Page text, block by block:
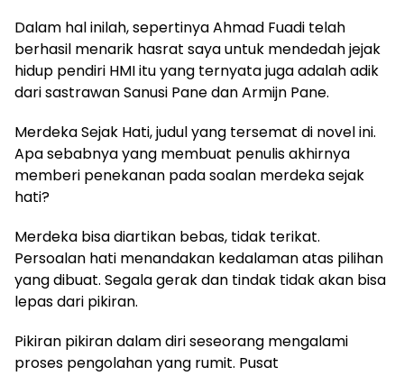
Dalam hal inilah, sepertinya Ahmad Fuadi telah
berhasil menarik hasrat saya untuk mendedah jejak
hidup pendiri HMI itu yang ternyata juga adalah adik
dari sastrawan Sanusi Pane dan Armijn Pane.
Merdeka Sejak Hati, judul yang tersemat di novel ini.
Apa sebabnya yang membuat penulis akhirnya
memberi penekanan pada soalan merdeka sejak
hati?
Merdeka bisa diartikan bebas, tidak terikat.
Persoalan hati menandakan kedalaman atas pilihan
yang dibuat. Segala gerak dan tindak tidak akan bisa
lepas dari pikiran.
Pikiran pikiran dalam diri seseorang mengalami
proses pengolahan yang rumit. Pusat